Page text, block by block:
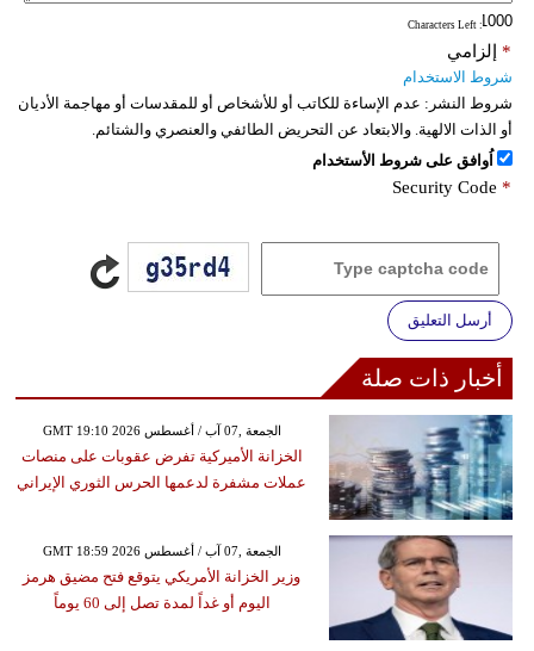
: Characters Left
إلزامي *
شروط الاستخدام
شروط النشر: عدم الإساءة للكاتب أو للأشخاص أو للمقدسات أو مهاجمة الأديان
أو الذات الالهية. والابتعاد عن التحريض الطائفي والعنصري والشتائم.
اُوافق على شروط الأستخدام
Security Code *
أرسل التعليق
أخبار ذات صلة
GMT 19:10 2026 الجمعة ,07 آب / أغسطس
الخزانة الأميركية تفرض عقوبات على منصات
عملات مشفرة لدعمها الحرس الثوري الإيراني
GMT 18:59 2026 الجمعة ,07 آب / أغسطس
وزير الخزانة الأمريكي يتوقع فتح مضيق هرمز
اليوم أو غداً لمدة تصل إلى 60 يوماً